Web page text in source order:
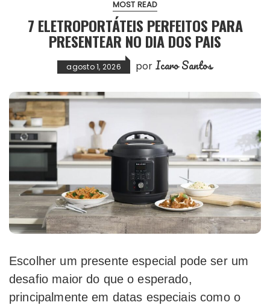
MOST READ
7 ELETROPORTÁTEIS PERFEITOS PARA
PRESENTEAR NO DIA DOS PAIS
agosto 1, 2026 por Icaro Santos
Escolher um presente especial pode ser um
desafio maior do que o esperado,
principalmente em datas especiais como o